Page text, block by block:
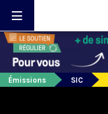
Émissions SIC